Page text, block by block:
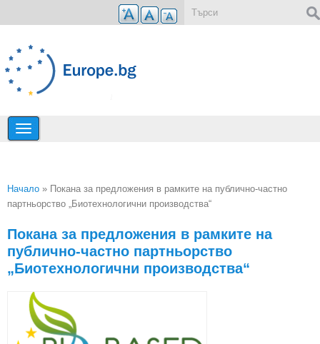
Премини към основното съдържание
Вие сте тук
Начало » Покана за предложения в рамките на публично-частно
партньорство „Биотехнологични производства“
Покана за предложения в рамките на
публично-частно партньорство
„Биотехнологични производства“